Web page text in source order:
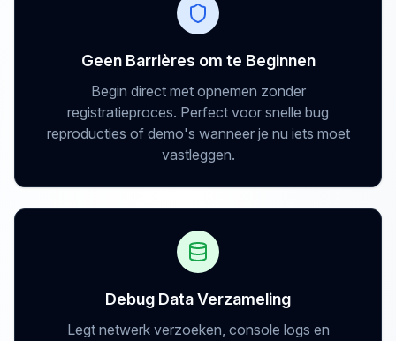
Geen Barrières om te Beginnen
Begin direct met opnemen zonder
registratieproces. Perfect voor snelle bug
reproducties of demo's wanneer je nu iets moet
vastleggen.
Debug Data Verzameling
Legt netwerk verzoeken, console logs en